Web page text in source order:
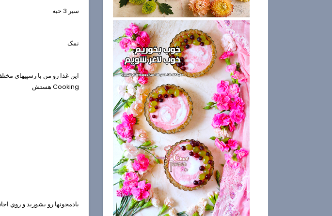
سير 3 حبه
نمک
Cooking هستش
بادمجونها رو بشوريد و روي